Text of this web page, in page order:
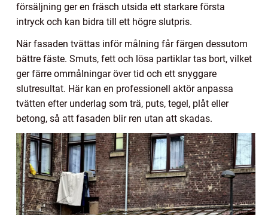
försäljning ger en fräsch utsida ett starkare första
intryck och kan bidra till ett högre slutpris.
När fasaden tvättas inför målning får färgen dessutom
bättre fäste. Smuts, fett och lösa partiklar tas bort, vilket
ger färre ommålningar över tid och ett snyggare
slutresultat. Här kan en professionell aktör anpassa
tvätten efter underlag som trä, puts, tegel, plåt eller
betong, så att fasaden blir ren utan att skadas.